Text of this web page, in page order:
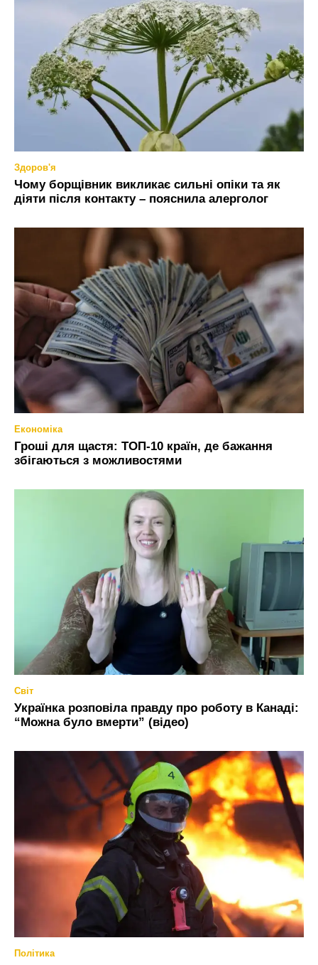
Здоров'я
Чому борщівник викликає сильні опіки та як
діяти після контакту – пояснила алерголог
Економіка
Гроші для щастя: ТОП-10 країн, де бажання
збігаються з можливостями
Світ
Українка розповіла правду про роботу в Канаді:
“Можна було вмерти” (відео)
Політика